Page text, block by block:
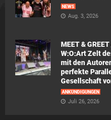
NEWS
Aug. 3, 2026
MEET &
W:O:Art Zelt
mit den
perfekte
Gesellschaft
ANKÜNDIGUNGEN
Juli 26, 2026